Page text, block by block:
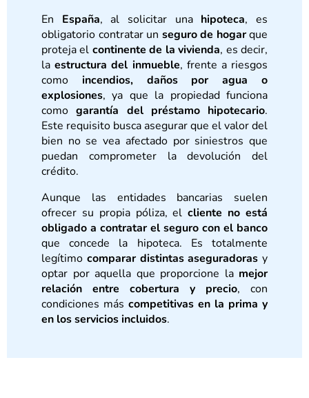
En España, al solicitar una hipoteca, es
obligatorio contratar un seguro de hogarque
proteja el continente de la vivienda, es decir,
laestructura del inmueble, frente a riesgos
como incendios, daños por agua o
explosiones, ya que la propiedad funciona
comogarantía del préstamo hipotecario.
Este requisito busca asegurar que el valor del
bien no se vea afectado por siniestros que
puedan comprometer la devolución del
crédito.
Aunque las entidades bancarias suelen
ofrecer su propia póliza, elcliente no está
obligado a contratar el seguro con el banco
que concede la hipoteca. Es totalmente
legítimo comparar distintas aseguradoras y
optar por aquella que proporcione la mejor
relación entre cobertura y precio, con
condiciones más competitivas en la prima y
en los servicios incluidos.